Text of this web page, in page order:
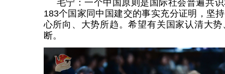
毛宁：一个中国原则是国际社会普遍共
183个国家同中国建交的事实充分证明，坚
心所向、大势所趋。希望有关国家认清大
断。